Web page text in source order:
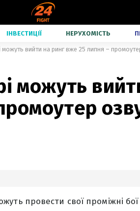
ІНВЕСТИЦІЇ НЕРУХОМІСТЬ
вийти на ринг вже 25 липня –
можуть
провести свої проміжні